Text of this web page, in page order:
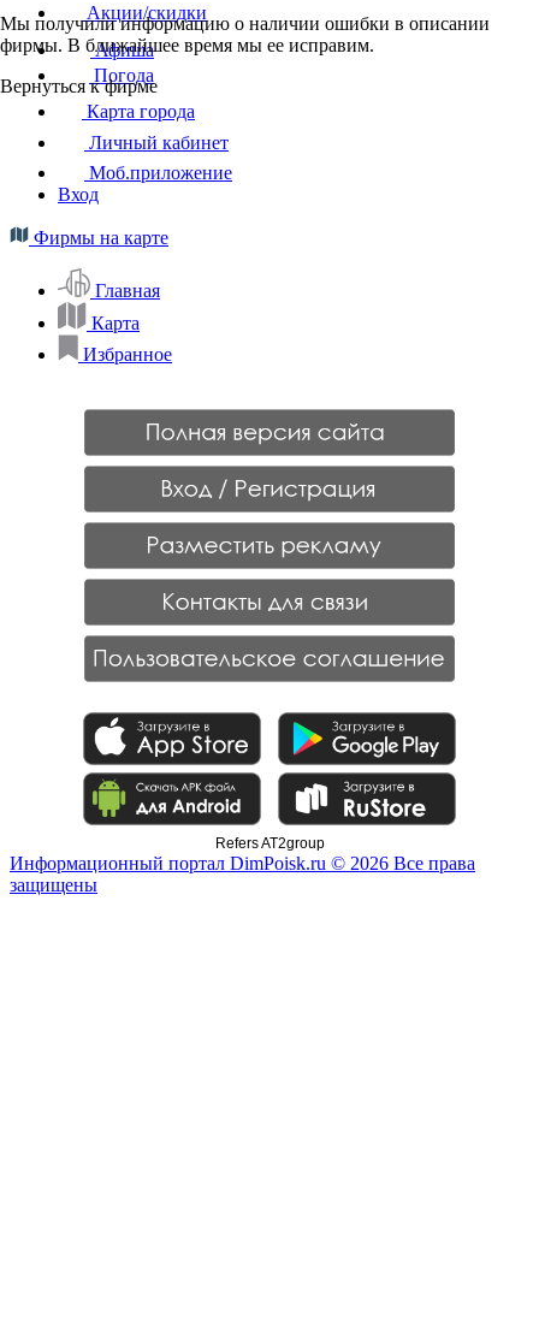
Мы получили информацию о наличии ошибки в описании
фирмы. В ближайшее время мы ее исправим.
Вернуться к фирме
Акции/скидки
Афиша
Погода
Карта города
Личный кабинет
Моб.приложение
Вход
Фирмы на карте
Главная
Карта
Избранное
Refers AT2group
Информационный портал DimPoisk.ru © 2026 Все права
защищены